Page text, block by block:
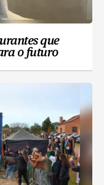
que
o futuro